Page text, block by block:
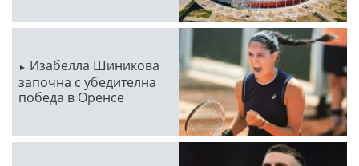
Изабелла Шиникова
започна с убедителна
победа в Оренсе